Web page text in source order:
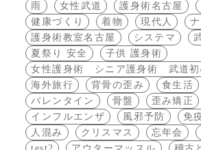
雨
女性武道 護身術名古屋
健康づくり
着物 現代人
護身術教室名古屋
システマ
夏祭り 安全
子供 護身術
女性護身術 シニア護身術 武道初
海外旅行
背骨の歪み
食生活
バレンタイン
骨盤 歪み矯正
インフルエンザ
風邪予防 免
人混み
クリスマス 忘年会